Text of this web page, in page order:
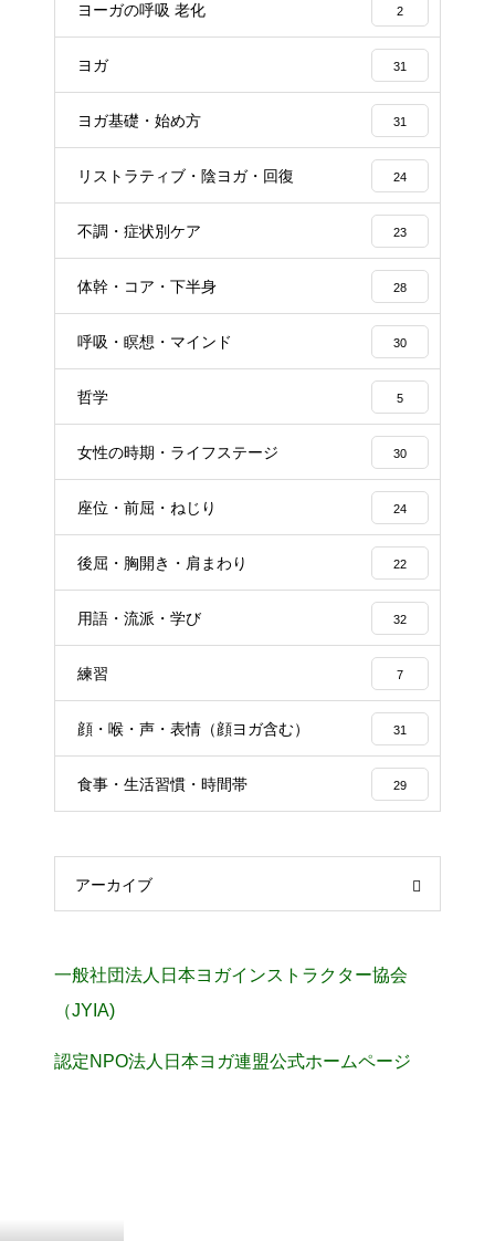
ヨーガの呼吸 老化 2
ヨガ 31
ヨガ基礎・始め方 31
リストラティブ・陰ヨガ・回復 24
不調・症状別ケア 23
体幹・コア・下半身 28
呼吸・瞑想・マインド 30
哲学 5
女性の時期・ライフステージ 30
座位・前屈・ねじり 24
後屈・胸開き・肩まわり 22
用語・流派・学び 32
練習 7
顔・喉・声・表情（顔ヨガ含む） 31
食事・生活習慣・時間帯 29
アーカイブ
一般社団法人日本ヨガインストラクター協会
（JYIA)
認定NPO法人日本ヨガ連盟公式ホームページ